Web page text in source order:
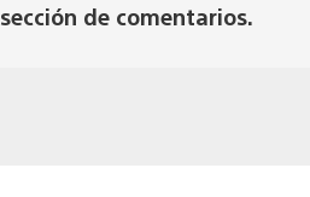
de comentarios.